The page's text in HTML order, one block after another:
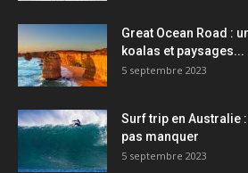
Great Ocean Road :
koalas et paysages...
5 septembre 2023
Surf trip en Australie
pas manquer
5 septembre 2023